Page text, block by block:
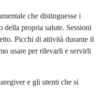
che distinguesse i
della propria salute. Sessioni
Picchi di attività durante il
usare per rilevarli e servirli
e gli utenti che si